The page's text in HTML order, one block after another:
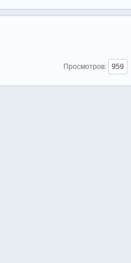
Просмотров: 959